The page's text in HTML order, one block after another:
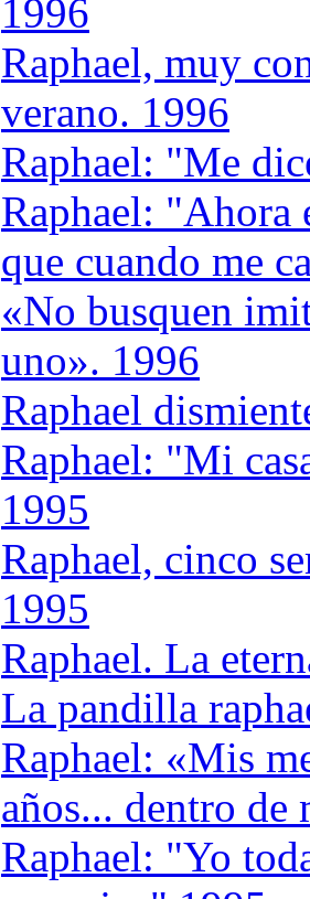
1996
Raphael, muy
verano. 1996
Raphael: "Me
Raphael: "Ahora
que cuando me
«No busquen
uno». 1996
Raphael
Raphael: "Mi
1995
Raphael, cinco
1995
Raphael. La
La pandilla
Raphael: «Mis
años... dentro de
Raphael: "Yo